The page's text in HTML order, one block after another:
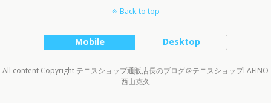
Back to top
Mobile Desktop
All content Copyright テニスショップ通販店長のブログ＠テニスショップLAFINO
西山克久